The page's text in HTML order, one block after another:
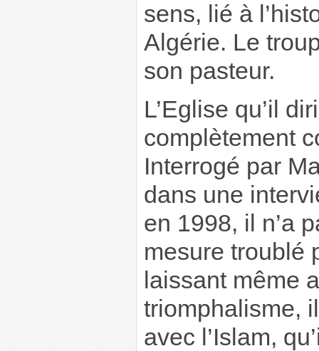
sens, lié à
Algérie. Le
son pasteur.
L’Eglise qu’il
complètement
Interrogé par
dans une
en 1998, il n’a
mesure troublé
laissant même
triomphalisme,
avec l’Islam,